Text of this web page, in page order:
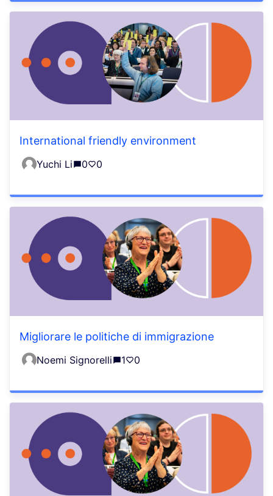
International friendly environment
Yuchi Li 0 0
Migliorare le politiche di immigrazione
Noemi Signorelli 1 0